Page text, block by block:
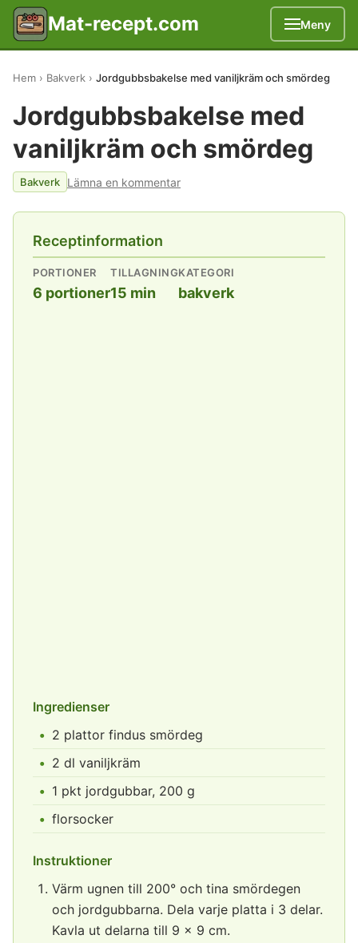
Mat-recept.com Meny
Hem Bakverk Jordgubbsbakelse med vaniljkräm och smördeg
Jordgubbsbakelse med
vaniljkräm och smördeg
Bakverk Lämna en kommentar
Receptinformation
PORTIONER
6 portioner
TILLAGNING
15 min
KATEGORI
bakverk
Ingredienser
2 plattor findus smördeg
2 dl vaniljkräm
1 pkt jordgubbar, 200 g
florsocker
Instruktioner
Värm ugnen till 200° och tina smördegen
och jordgubbarna. Dela varje platta i 3 delar.
Kavla ut delarna till 9 x 9 cm.